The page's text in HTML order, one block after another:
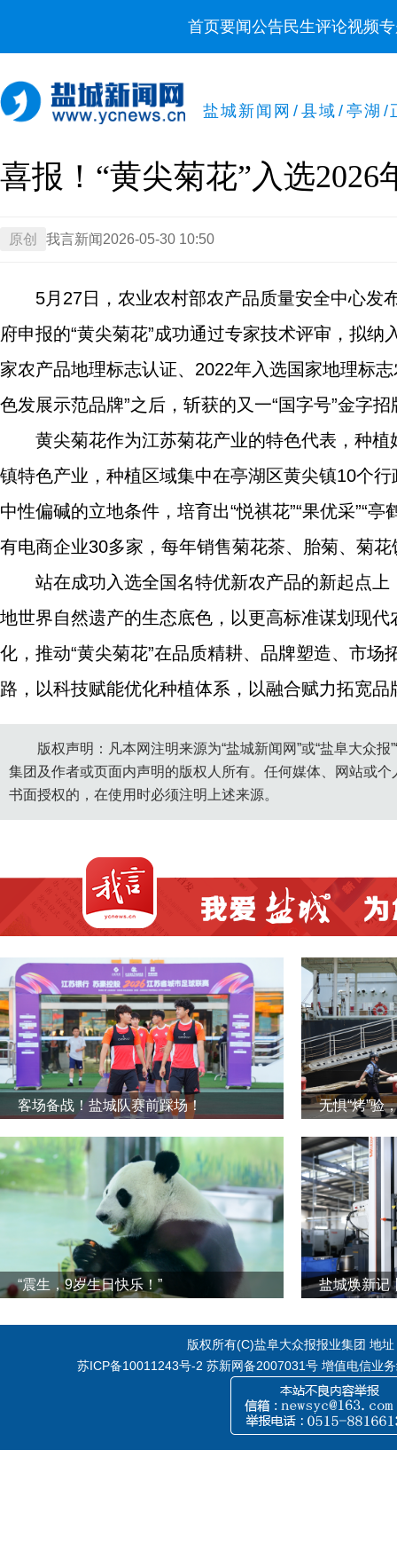
首页要闻公告民生评论视频
盐城新闻网 / 县域 / 亭湖 /
喜报！“黄尖菊花”入选
原创 我言新闻 2026-05-30 10:50
5月27日，农业农村部农产品质量安全中心发
府申报的“黄尖菊花”成功通过专家技术评审，拟纳
家农产品地理标志认证、2022年入选国家地理标
色发展示范品牌”之后，斩获的又一“国字号”金字
黄尖菊花作为江苏菊花产业的特色代表，种
镇特色产业，种植区域集中在亭湖区黄尖镇10个
中性偏碱的立地条件，培育出“悦祺花”“果优采”“
有电商企业30多家，每年销售菊花茶、胎菊、菊
站在成功入选全国名特优新农产品的新起点
地世界自然遗产的生态底色，以更高标准谋划现
化，推动“黄尖菊花”在品质精耕、品牌塑造、市
路，以科技赋能优化种植体系，以融合赋力拓宽
版权声明：凡本网注明来源为“盐城新闻网”或“盐阜大众
集团及作者或页面内声明的版权人所有。任何媒体、网站或
书面授权的，在使用时必须注明上述来源。
客场备战！盐城队赛前踩场！ 无惧“烤”验
“震生，9岁生日快乐！”
版权所有(C)盐阜大众报报业集团 地
苏ICP备10011243号-2 苏新网备2007031号 增值电信业